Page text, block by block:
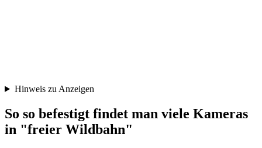
Hinweis zu Anzeigen
So so befestigt findet man viele Kameras
in "freier Wildbahn"